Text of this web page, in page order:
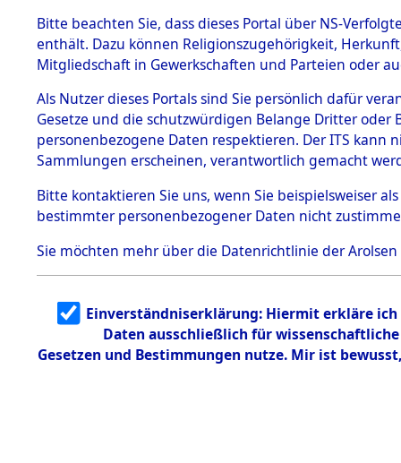
BESTÄNDE
1.
mente
5. Verschiedenes
5.3
Todesmärsche
5.3.1 Alliierte
Erhebungen
zu
Todesmärsch
en
5.3.2
Identifizierun
g
5.3.3
Todesmärsch
Bitte beachten Sie, dass dieses Portal über NS-
enthält. Dazu können Religionszugehörigkeit,
Mitgliedschaft in Gewerkschaften und Parteien oder
Als Nutzer dieses Portals sind Sie persönlich dafür
Gesetze und die schutzwürdigen Belange Dritter
personenbezogene Daten respektieren. Der ITS
Sammlungen erscheinen, verantwortlich gemacht
Bitte kontaktieren Sie uns, wenn Sie beispielsweiser
bestimmter personenbezogener Daten nicht
Sie möchten mehr über die Datenrichtlinie der Arolsen
Einverständniserklärung: Hiermit erkläre
Daten ausschließlich für
Gesetzen und Bestimmungen nutze. Mir ist